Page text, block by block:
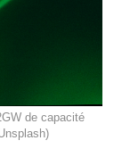
de capacité